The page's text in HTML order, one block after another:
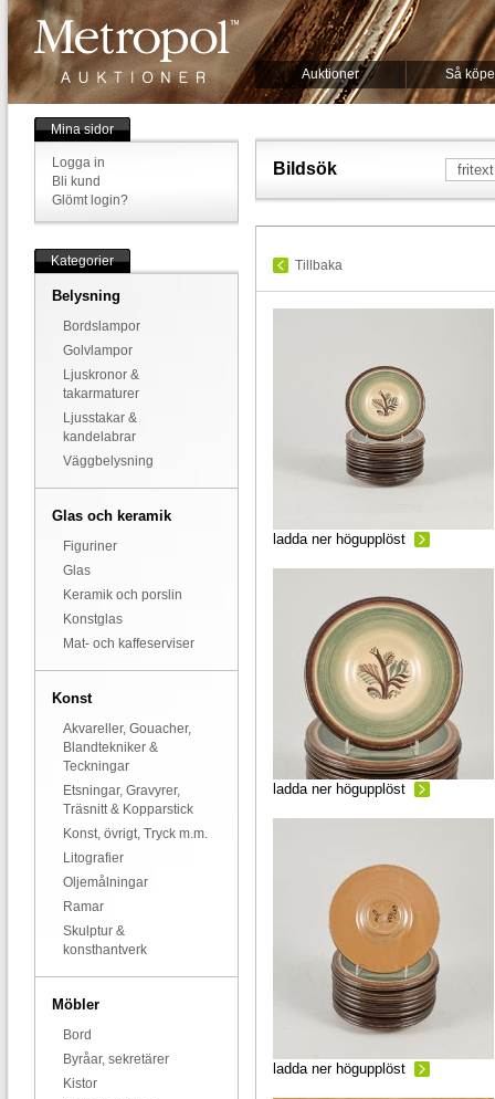
Auktioner Så
Mina sidor
Logga in
Bli kund
Glömt login?
Kategorier
Belysning
Bordslampor
Golvlampor
Ljuskronor &
takarmaturer
Ljusstakar &
kandelabrar
Väggbelysning
Glas och keramik
Figuriner
Glas
Keramik och porslin
Konstglas
Mat- och kaffeserviser
Konst
Akvareller, Gouacher,
Blandtekniker &
Teckningar
Etsningar, Gravyrer,
Träsnitt & Kopparstick
Konst, övrigt, Tryck m.m.
Litografier
Oljemålningar
Ramar
Skulptur &
konsthantverk
Möbler
Bord
Byråar, sekretärer
Kistor
Bildsök
Tillbaka
ladda ner högupplöst
ladda ner högupplöst
ladda ner högupplöst